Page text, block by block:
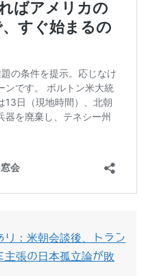
り：米朝会談後、トラン
主張の日本孤立論が敗